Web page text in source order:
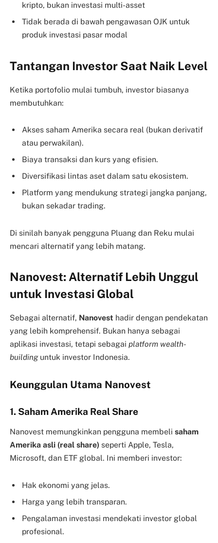
kripto, bukan investasi multi-asset
Tidak berada di bawah pengawasan OJK untuk
produk investasi pasar modal
Tantangan Investor Saat Naik Level
Ketika portofolio mulai tumbuh, investor biasanya
membutuhkan:
Akses saham Amerika secara real (bukan derivatif
atau perwakilan).
Biaya transaksi dan kurs yang efisien.
Diversifikasi lintas aset dalam satu ekosistem.
Platform yang mendukung strategi jangka panjang,
bukan sekadar trading.
Di sinilah banyak pengguna Pluang dan Reku mulai
mencari alternatif yang lebih matang.
Nanovest: Alternatif Lebih Unggul
untuk Investasi Global
Sebagai alternatif, Nanovest hadir dengan pendekatan
yang lebih komprehensif. Bukan hanya sebagai
aplikasi investasi, tetapi sebagai platform wealth-
buildinguntuk investor Indonesia.
Keunggulan Utama Nanovest
1. Saham Amerika Real Share
Nanovest memungkinkan pengguna membeli saham
Amerika asli (real share) seperti Apple, Tesla,
Microsoft, dan ETF global. Ini memberi investor:
Hak ekonomi yang jelas.
Harga yang lebih transparan.
Pengalaman investasi mendekati investor global
profesional.